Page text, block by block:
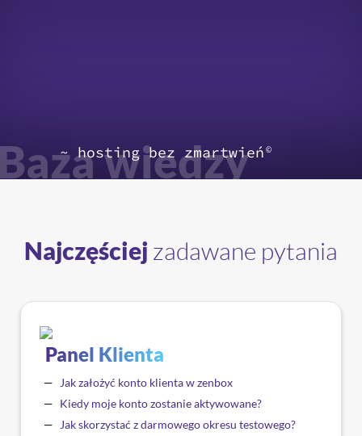
wiedzy
~ hosting bez zmartwień
©
Najczęściej zadawane pytania
Panel Klienta
Jak założyć konto klienta w zenbox
Kiedy moje konto zostanie aktywowane?
Jak skorzystać z darmowego okresu testowego?